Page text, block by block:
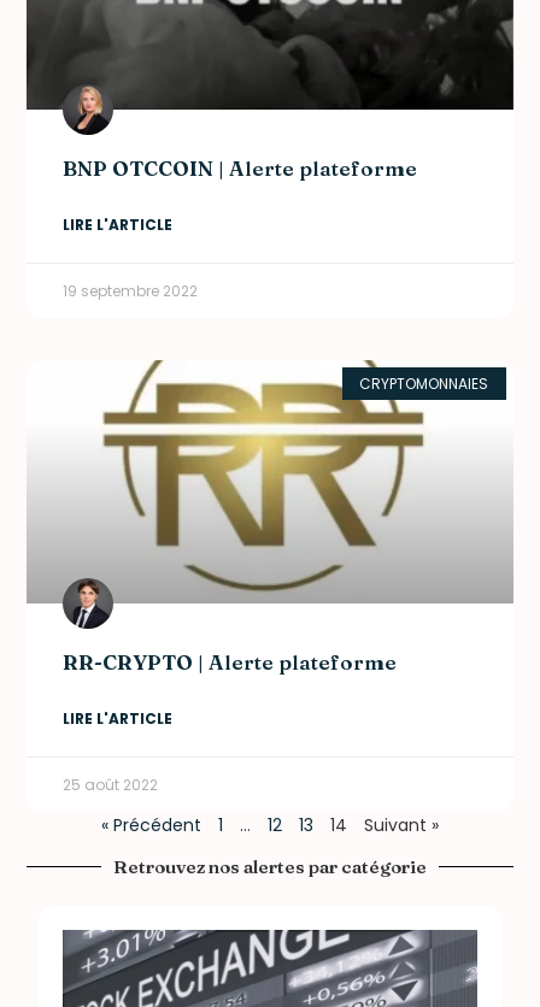
BNP OTCCOIN | Alerte plateforme
LIRE L'ARTICLE
19 septembre 2022
CRYPTOMONNAIES
RR-CRYPTO | Alerte plateforme
LIRE L'ARTICLE
25 août 2022
« Précédent 1 … 12 13 14 Suivant »
Retrouvez nos alertes par catégorie